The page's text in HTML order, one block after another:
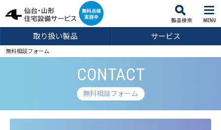
MENU
取り扱い製品 サービス
無料相談フォーム
CONTACT
無料相談フォーム